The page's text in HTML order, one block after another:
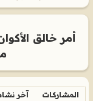
أمر خالق
المشاركات آخر